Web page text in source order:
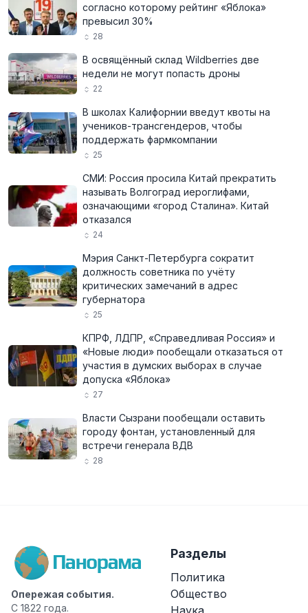
согласно которому рейтинг «Яблока»
превысил 30%
28
В освящённый склад Wildberries две
недели не могут попасть дроны
22
В школах Калифорнии введут квоты на
учеников-трансгендеров, чтобы
поддержать фармкомпании
25
СМИ: Россия просила Китай прекратить
называть Волгоград иероглифами,
означающими «город Сталина». Китай
отказался
24
Мэрия Санкт-Петербурга сократит
должность советника по учёту
критических замечаний в адрес
губернатора
25
КПРФ, ЛДПР, «Справедливая Россия» и
«Новые люди» пообещали отказаться от
участия в думских выборах в случае
допуска «Яблока»
27
Власти Сызрани пообещали оставить
городу фонтан, установленный для
встречи генерала ВДВ
28
Опережая события.
С 1822 года.
Разделы
Политика
Общество
Наука